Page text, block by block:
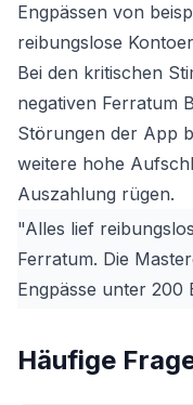
Engpässen von
reibungslose
Bei den kritischen
negativen Ferratum
Störungen der App
weitere hohe
Auszahlung rügen.
"Alles lief
Ferratum. Die
Engpässe unter 200
Häufige